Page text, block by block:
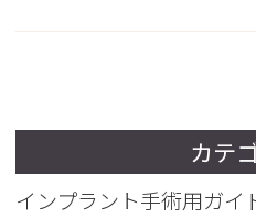
カテ
インプラント手術用ガイ